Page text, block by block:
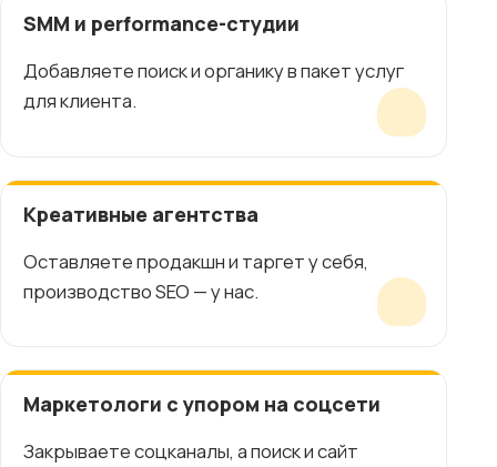
SMM и performance-студии
Добавляете поиск и органику в пакет услуг
для клиента.
Креативные агентства
Оставляете продакшн и таргет у себя,
производство SEO — у нас.
Маркетологи с упором на соцсети
Закрываете соцканалы, а поиск и сайт